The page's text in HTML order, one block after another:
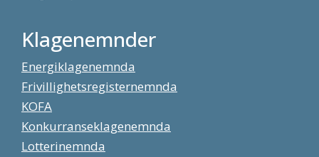
Klagenemnder
Energiklagenemnda
Frivillighetsregisternemnda
KOFA
Konkurranseklagenemnda
Lotterinemnda